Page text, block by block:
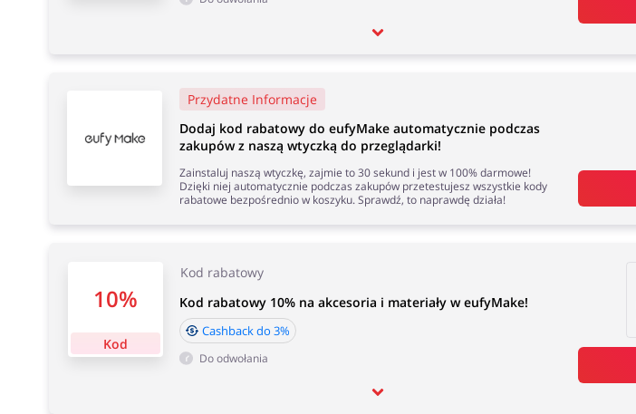
10%
Kod
Kod rabatowy
Kod rabatowy 10% na akcesoria i materiały w eufyMake!
Cashback do 3%
Do odwołania
Przydatne Informacje
Dodaj kod rabatowy do eufyMake automatycznie podczas
zakupów z naszą wtyczką do przeglądarki!
Zainstaluj naszą wtyczkę, zajmie to 30 sekund i jest w 100% darmowe!
Dzięki niej automatycznie podczas zakupów przetestujesz wszystkie kody
rabatowe bezpośrednio w koszyku. Sprawdź, to naprawdę działa!